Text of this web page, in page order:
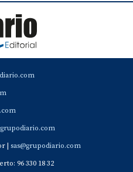
| sas@grupodiario.com
96 330 18 32